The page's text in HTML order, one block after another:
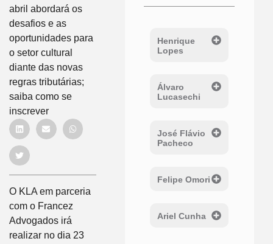
abril abordará os
desafios e as
oportunidades para
o setor cultural
diante das novas
regras tributárias;
saiba como se
inscrever
O KLA em parceria
com o Francez
Advogados irá
realizar no dia 23
Henrique
Lopes
Álvaro
Lucasechi
José Flávio
Pacheco
Felipe Omori
Ariel Cunha